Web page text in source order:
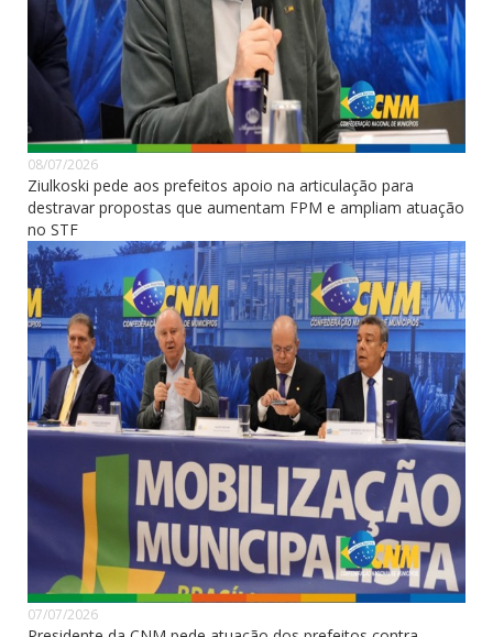
08/07/2026
Ziulkoski pede aos prefeitos apoio na articulação para
destravar propostas que aumentam FPM e ampliam atuação
no STF
07/07/2026